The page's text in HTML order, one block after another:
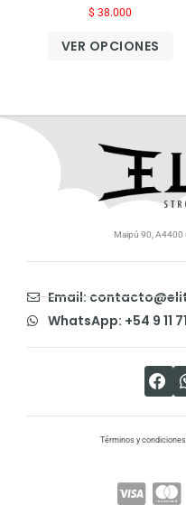
$ 38.000
VER OPCIONES
Maipú 90, A4400
Email:
WhatsApp: +54 9 11
Términos y condiciones